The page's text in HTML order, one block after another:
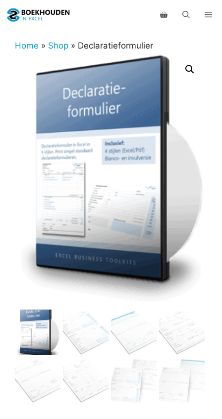
naar
inhoudHome » Shop » Declaratieformulier